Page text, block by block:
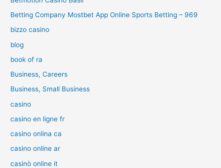
Betting Company Mostbet App Online Sports Betting – 969
bizzo casino
blog
book of ra
Business, Careers
Business, Small Business
casino
casino en ligne fr
casino onlina ca
casino online ar
casinò online it